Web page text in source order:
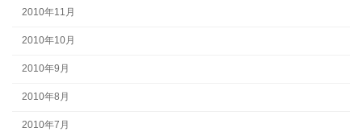
2010年11月
2010年10月
2010年9月
2010年8月
2010年7月